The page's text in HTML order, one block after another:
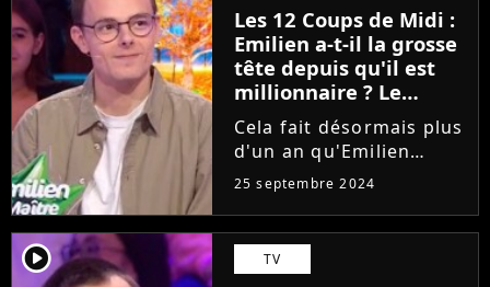
Jean-Luc Reichmann,
cela...
Les 12 Coups de Midi :
Emilien a-t-il la grosse
tête depuis qu'il est
millionnaire ? Le
champion dit tout,
"C'est vrai que j'ai du
mal à..."
Cela fait désormais plus
d'un an qu'Emilien
écoeure ses
concurrents dans Les 12
Coups de Midi sur TF1.
Millionnaire et plus
grand champion d'un
25 septembre 2024
player2 TV